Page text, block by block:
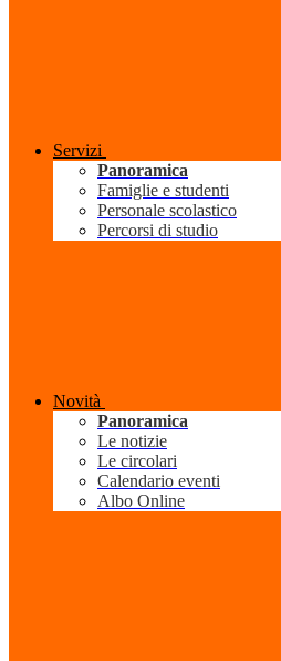
Servizi
Panoramica
Famiglie e studenti
Personale scolastico
Percorsi di studio
Novità
Panoramica
Le notizie
Le circolari
Calendario eventi
Albo Online